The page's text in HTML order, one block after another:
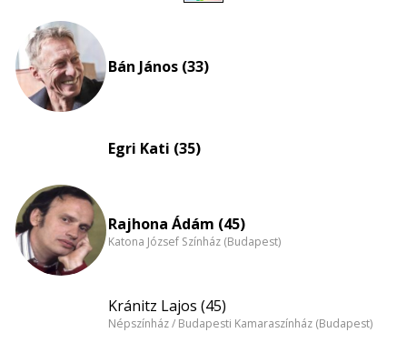
Bán János (33)
Egri Kati (35)
Rajhona Ádám (45)
Katona József Színház (Budapest)
Kránitz Lajos (45)
Népszínház / Budapesti Kamaraszínház (Budapest)